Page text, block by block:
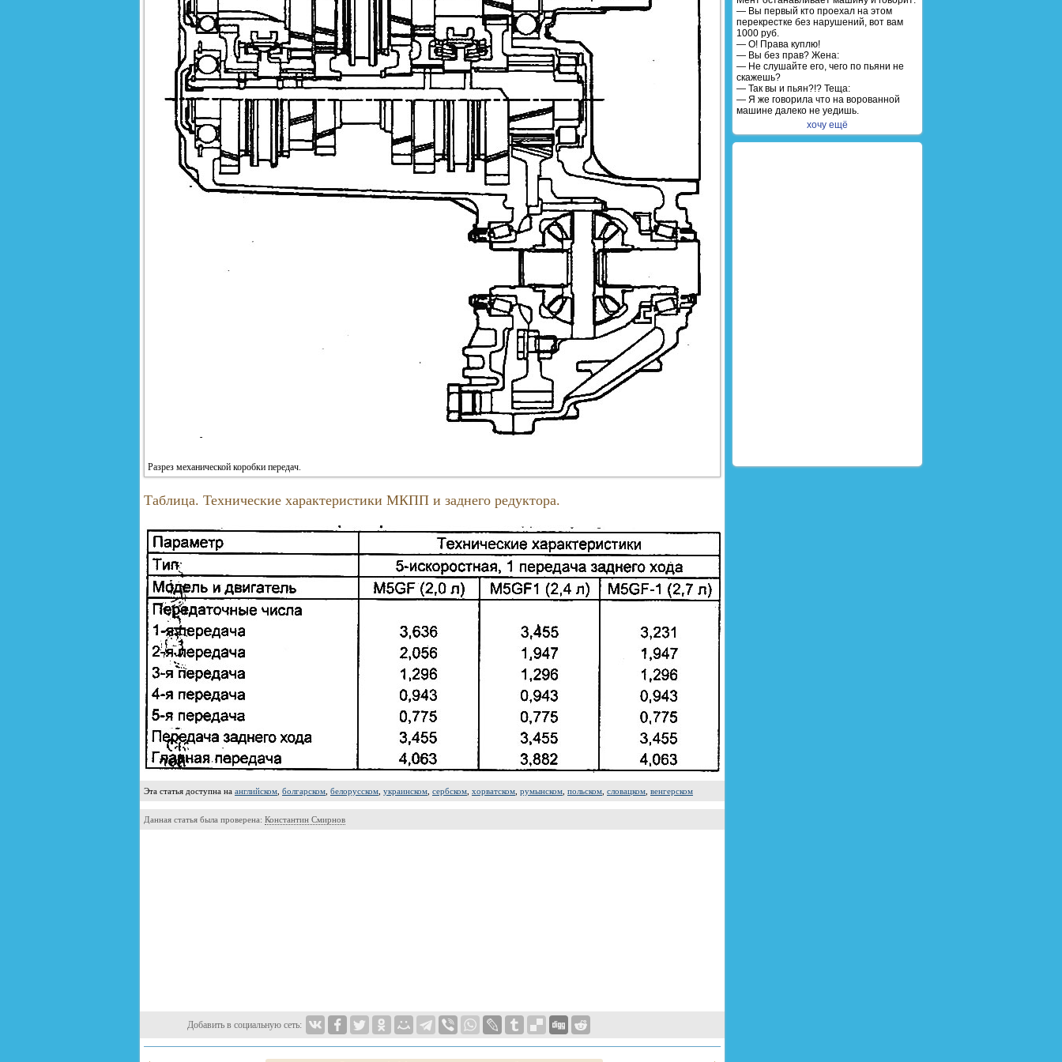
Разрез механической коробки передач.
Таблица. Технические характеристики МКПП и заднего редуктора.
Эта статья доступна на английском болгарском белорусском украинском сербском хорватском румынском польском словацком венгерском
Данная статья была проверена: Константин Смирнов
Добавить в социальную сеть:
— Вы первый кто проехал на этом
перекрестке без нарушений, вот вам
1000 руб.
— О! Права куплю!
— Вы без прав? Жена:
— Не слушайте его, чего по пьяни не
скажешь?
— Так вы и пьян?!? Теща:
— Я же говорила что на ворованной
машине далеко не уедишь.
хочу ещё